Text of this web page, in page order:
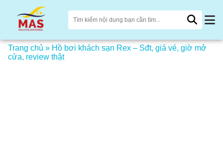
Trang chủ » Hồ bơi khách sạn Rex – Sđt, giá vé, giờ mở
cửa, review thật